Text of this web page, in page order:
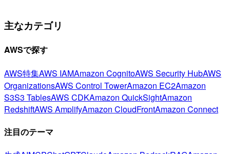
主なカテゴリ
AWSで探す
AWS特集AWS IAMAmazon CognitoAWS Security HubAWS
OrganizationsAWS Control TowerAmazon EC2Amazon
S3S3 TablesAWS CDKAmazon QuickSightAmazon
RedshiftAWS AmplifyAmazon CloudFrontAmazon Connect
注目のテーマ